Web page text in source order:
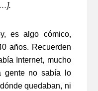
es algo cómico,
años. Recuerden
Internet, mucho
gente no sabía lo
quedaban, ni